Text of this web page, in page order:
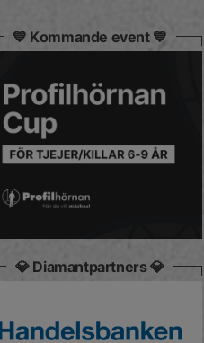
💙 Kommande event 💙
💎 Diamantpartners 💎